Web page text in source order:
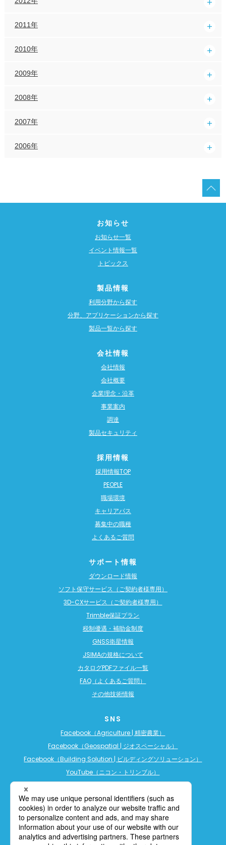
2011年
2010年
2009年
2008年
2007年
2006年
お知らせ
お知らせ一覧
イベント情報一覧
トピックス
製品情報
利用分野から探す
分野、アプリケーションから探す
製品一覧から探す
会社情報
会社情報
会社概要
企業理念・沿革
事業案内
調達
製品セキュリティ
採用情報
採用情報TOP
PEOPLE
職場環境
キャリアパス
募集中の職種
よくあるご質問
サポート情報
ダウンロード情報
ソフト保守サービス（ご契約者様専用）
3D-CXサービス（ご契約者様専用）
Trimble保証プラン
税制優遇・補助金制度
GNSS衛星情報
JSIMAの規格について
カタログPDFファイル一覧
FAQ（よくあるご質問）
その他技術情報
SNS
Facebook（Agriculture | 精密農業）
Facebook（Geospatial | ジオスペーシャル）
Facebook（Building Solution | ビルディングソリューション）
YouTube（ニコン・トリンブル）
YouTube（ビルディングソリューション）
LINE公式アカウント（精密農業）